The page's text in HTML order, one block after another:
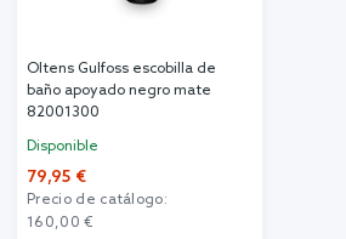
Oltens Gulfoss escobilla de
baño apoyado negro mate
82001300
Disponible
79,95 €
Precio de catálogo:
160,00 €